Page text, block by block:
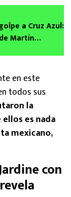
a Cruz Azul:
Martín
en este
todos sus
la
ellos es nada
mexicano,
con